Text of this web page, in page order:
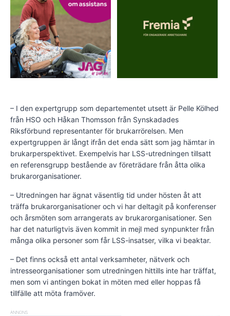
– I den expertgrupp som departementet utsett är Pelle Kölhed
från HSO och Håkan Thomsson från Synskadades
Riksförbund representanter för brukarrörelsen. Men
expertgruppen är långt ifrån det enda sätt som jag hämtar in
brukarperspektivet. Exempelvis har LSS-utredningen tillsatt
en referensgrupp bestående av företrädare från åtta olika
brukarorganisationer.
– Utredningen har ägnat väsentlig tid under hösten åt att
träffa brukarorganisationer och vi har deltagit på konferenser
och årsmöten som arrangerats av brukarorganisationer. Sen
har det naturligtvis även kommit in mejl med synpunkter från
många olika personer som får LSS-insatser, vilka vi beaktar.
– Det finns också ett antal verksamheter, nätverk och
intresseorganisationer som utredningen hittills inte har träffat,
men som vi antingen bokat in möten med eller hoppas få
tillfälle att möta framöver.
ANNONS